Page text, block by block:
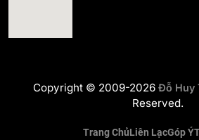
Copyright © 2009-2026 Đỗ Huy
Reserved.
Trang ChủLiên LạcGóp Ý